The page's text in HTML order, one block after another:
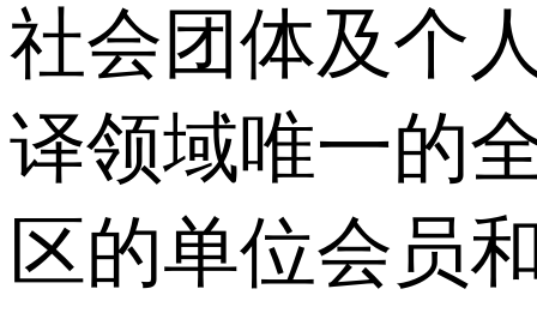
社会团体及个
译领域唯一的
区的单位会员